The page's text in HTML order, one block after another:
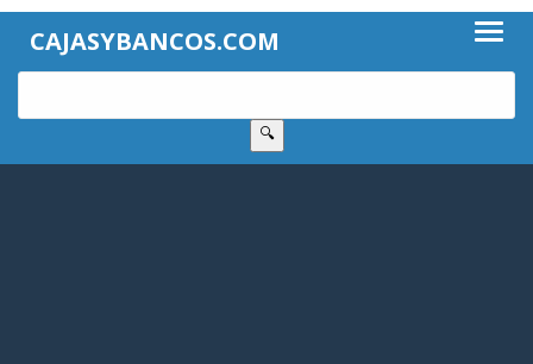
CAJASYBANCOS.COM
🔍